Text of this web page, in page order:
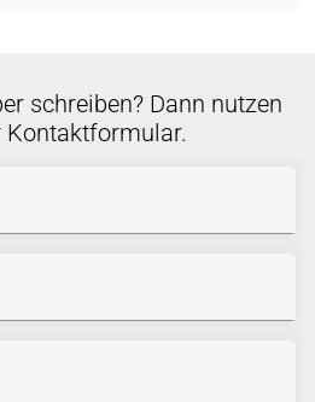
schreiben? Dann nutzen
Kontaktformular.